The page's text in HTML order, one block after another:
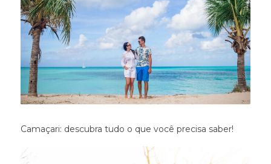
Camaçari: descubra tudo o que você precisa saber!